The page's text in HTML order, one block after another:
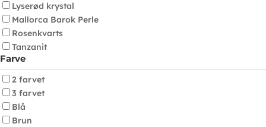
Lyserød krystal
Mallorca Barok Perle
Rosenkvarts
Tanzanit
Farve
2 farvet
3 farvet
Blå
Brun